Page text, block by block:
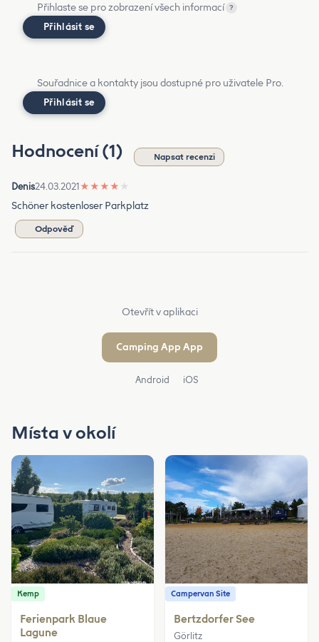
Přihlaste se pro zobrazení všech informací ?
Přihlásit se
Souřadnice a kontakty jsou dostupné pro uživatele Pro.
Přihlásit se
Hodnocení (1) Napsat recenzi
Denis24.03.2021★ ★ ★ ★ ★
Schöner kostenloser Parkplatz
Odpověď
Otevřít v aplikaci
Camping App App
Android iOS
Místa v okolí
Kemp
Ferienpark Blaue
Lagune
Campervan Site
Bertzdorfer See
Görlitz